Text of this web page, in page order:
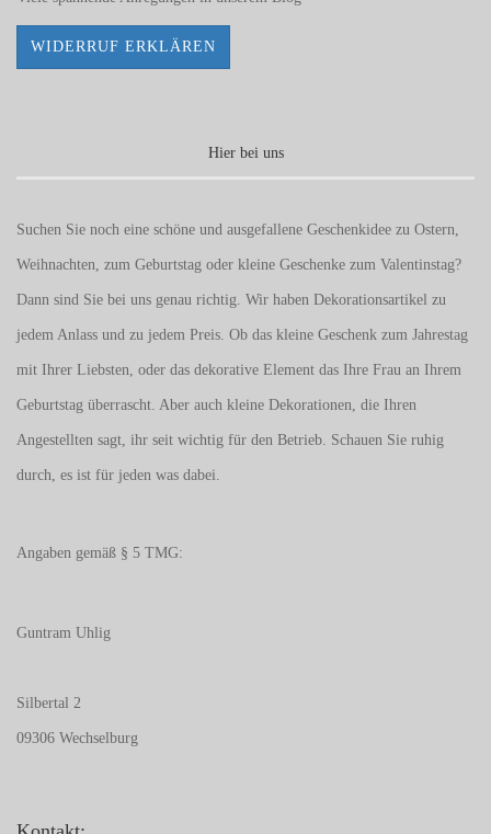
WIDERRUF ERKLÄREN
Hier bei uns
Suchen Sie noch eine schöne und ausgefallene Geschenkidee zu Ostern,
Weihnachten, zum Geburtstag oder kleine Geschenke zum Valentinstag?
Dann sind Sie bei uns genau richtig. Wir haben Dekorationsartikel zu
jedem Anlass und zu jedem Preis. Ob das kleine Geschenk zum Jahrestag
mit Ihrer Liebsten, oder das dekorative Element das Ihre Frau an Ihrem
Geburtstag überrascht. Aber auch kleine Dekorationen, die Ihren
Angestellten sagt, ihr seit wichtig für den Betrieb. Schauen Sie ruhig
durch, es ist für jeden was dabei.
Angaben gemäß § 5 TMG:
Guntram Uhlig
Silbertal 2
09306 Wechselburg